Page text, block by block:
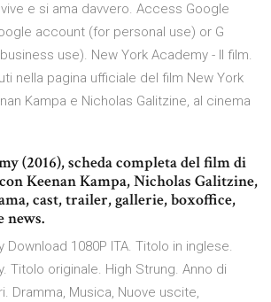
e si ama davvero. Access Google
account (for personal use) or G
use). New York Academy - Il film.
nella pagina ufficiale del film New York
Kampa e Nicholas Galitzine, al cinema
(2016), scheda completa del film di
Keenan Kampa, Nicholas Galitzine,
cast, trailer, gallerie, boxoffice,
news.
Download 1080P ITA. Titolo in inglese.
Titolo originale. High Strung. Anno di
Dramma, Musica, Nuove uscite,